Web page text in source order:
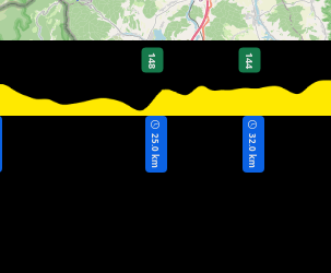
148
25.0 km
144
32.0 km